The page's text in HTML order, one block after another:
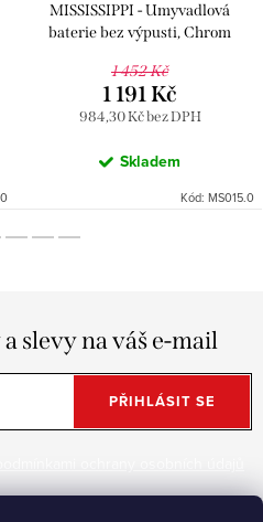
MISSISSIPPI - Umyvadlová
baterie bez výpusti, Chrom
1 452 Kč
984,30 Kč bez DPH
1 191 Kč
Skladem
Kód: MS015.0
slevy na váš e-mail
PŘIHLÁSIT SE